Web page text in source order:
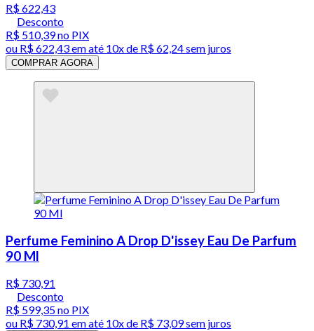
R$ 622,43
Desconto
R$ 510,39no PIX
ou R$ 622,43em até 10x de R$ 62,24 sem juros
COMPRAR AGORA
Perfume Feminino A Drop D'issey Eau De Parfum
90 Ml
R$ 730,91
Desconto
R$ 599,35no PIX
ou R$ 730,91 em até 10x de R$ 73,09 sem juros